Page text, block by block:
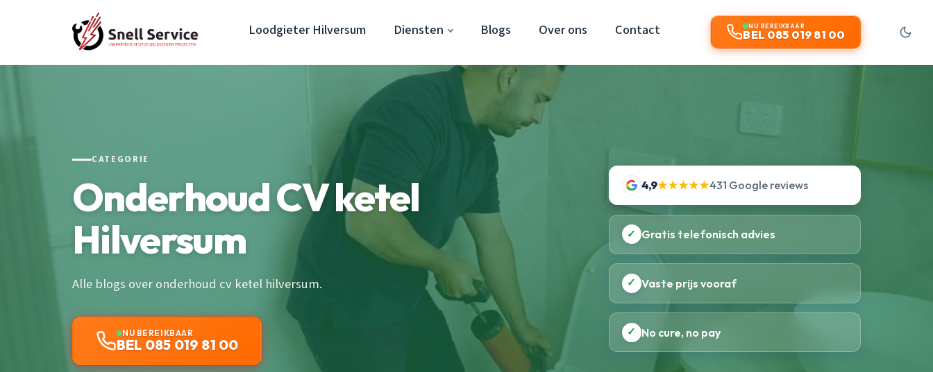
Loodgieter Hilversum Diensten Blogs Over ons Contact NU BEREIKBAAR
BEL 085 019 81 00
CATEGORIE
Onderhoud CV ketel
Hilversum
Alle blogs over onderhoud cv ketel hilversum.
NU BEREIKBAAR
BEL 085 019 81 00
4,9★★★★★431 Google reviews
✓ Gratis telefonisch advies
✓ Vaste prijs vooraf
✓ No cure, no pay